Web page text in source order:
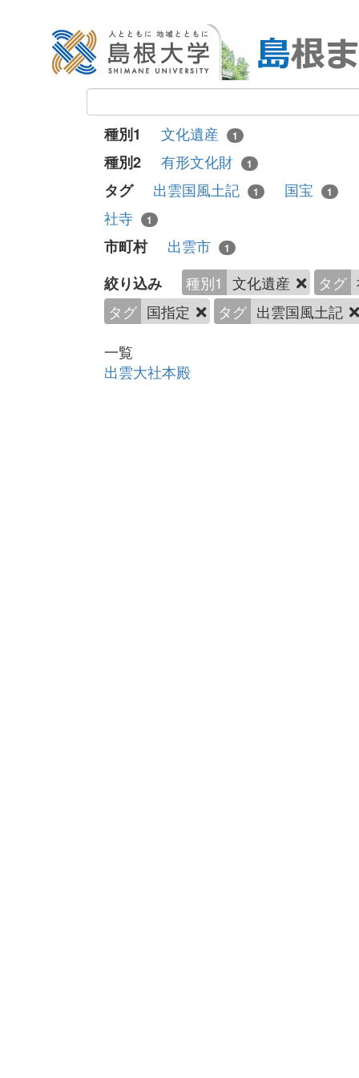
種別1 文化遺産 1
種別2 有形文化財 1
タグ 出雲国風土記 1 国宝 1
社寺
1
市町村 出雲市 1
絞り込み 種別1 文化遺産 タグ
タグ 国指定 タグ 出雲国風土記
一覧
出雲大社本殿